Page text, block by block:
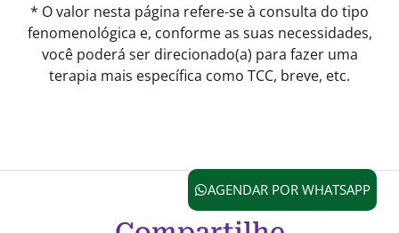
* O valor nesta página refere-se à consulta do tipo
fenomenológica e, conforme as suas necessidades,
você poderá ser direcionado(a) para fazer uma
terapia mais específica como TCC, breve, etc.
AGENDAR POR WHATSAPP